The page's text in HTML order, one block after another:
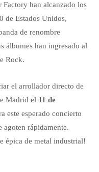
Factory han alcanzado los
de Estados Unidos,
de renombre
álbumes han ingresado al
Rock.
el arrollador directo de
Madrid el 11 de
este esperado concierto
agoten rápidamente.
épica de metal industrial!